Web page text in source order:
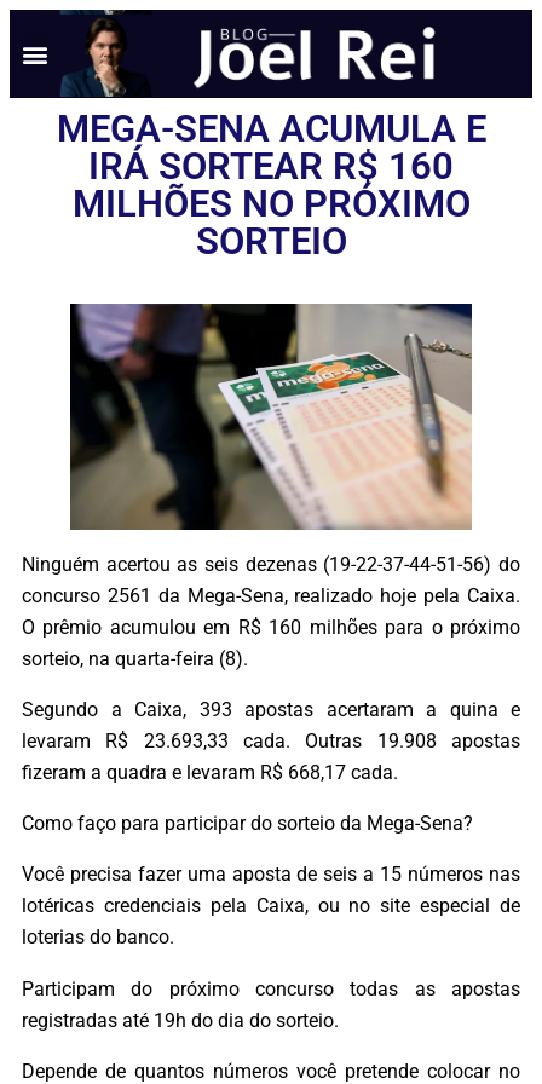
MEGA-SENA ACUMULA E
IRÁ SORTEAR R$ 160
MILHÕES NO PRÓXIMO
SORTEIO
Ninguém acertou as seis dezenas (19-22-37-44-51-56) do
concurso 2561 da Mega-Sena, realizado hoje pela Caixa.
O prêmio acumulou em R$ 160 milhões para o próximo
sorteio, na quarta-feira (8).
Segundo a Caixa, 393 apostas acertaram a quina e
levaram R$ 23.693,33 cada. Outras 19.908 apostas
fizeram a quadra e levaram R$ 668,17 cada.
Como faço para participar do sorteio da Mega-Sena?
Você precisa fazer uma aposta de seis a 15 números nas
lotéricas credenciais pela Caixa, ou no site especial de
loterias do banco.
Participam do próximo concurso todas as apostas
registradas até 19h do dia do sorteio.
Depende de quantos números você pretende colocar no